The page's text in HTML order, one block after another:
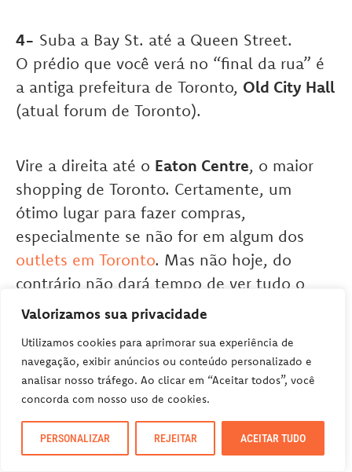
Valorizamos sua privacidade
Utilizamos cookies para aprimorar sua experiência de
navegação, exibir anúncios ou conteúdo personalizado e
analisar nosso tráfego. Ao clicar em “Aceitar todos”, você
concorda com nosso uso de cookies.
PERSONALIZAR REJEITAR ACEITAR TUDO
4- Suba a Bay St. até a Queen Street.
O prédio que você verá no “final da rua” é
a antiga prefeitura de Toronto, Old City Hall
(atual forum de Toronto).
Vire a direita até o Eaton Centre, o maior
shopping de Toronto. Certamente, um
ótimo lugar para fazer compras,
especialmente se não for em algum dos
outlets em Toronto. Mas não hoje, do
contrário não dará tempo de ver tudo o
que programamos para o dia!
Em frente ao shopping, na Queen St., fica a
loja de departamentoThe Bay(HBC), um
dos ícones do comércio do Canadá,
fundada em 1670. A propósito, durante o
natal, suas vitrines ficam lindas.